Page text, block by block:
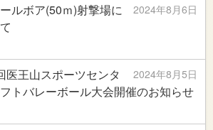
2024年8月6日
ルボア(50ｍ)射撃場に
2024年8月5日
医王山スポーツセンタ
トバレーボール大会開催のお知らせ